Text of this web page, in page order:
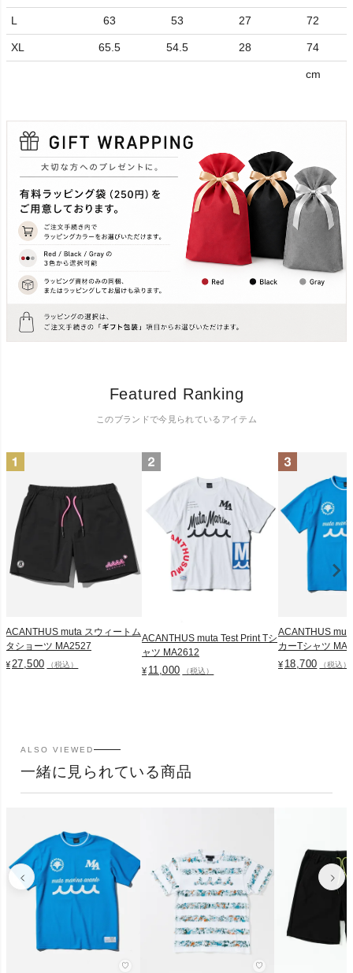
L 63 53 27 72
XL 65.5 54.5 28 74
cm
Featured Ranking
このブランドで今見られているアイテム
ACANTHUS muta スウィートム
タショーツ MA2527
¥ 27,500 （税込）
ACANTHUS muta Test Print Tシ
ャツ MA2612
¥ 11,000 （税込）
ACANTHUS
カーTシャツ
¥ 18,700 （税込）
ALSO VIEWED
一緒に見られている商品
♡ ♡